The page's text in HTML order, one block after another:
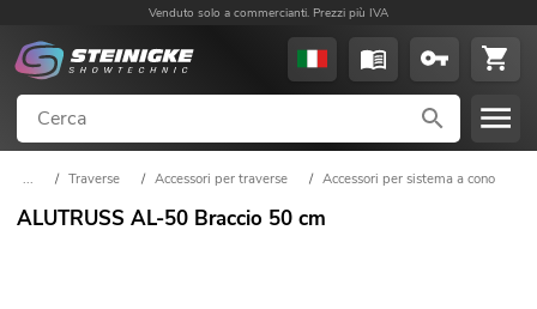
Venduto solo a commercianti. Prezzi più IVA
... / Traverse / Accessori per traverse / Accessori per sistema a cono
ALUTRUSS AL-50 Braccio 50 cm